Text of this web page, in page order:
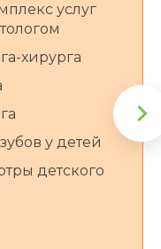
услуг
хирурга
у детей
детского